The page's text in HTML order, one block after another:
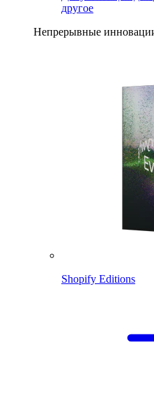
другое
Непрерывные
Shopify Editions